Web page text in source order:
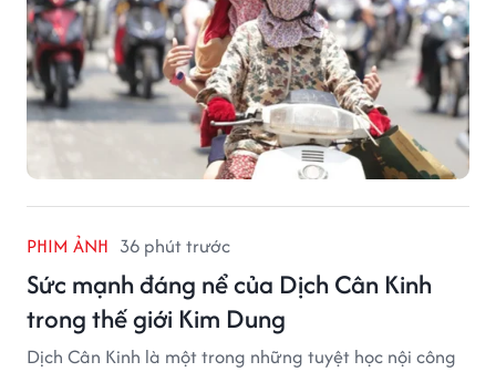
PHIM ẢNH 36 phút trước
Sức mạnh đáng nể của Dịch Cân Kinh
trong thế giới Kim Dung
Dịch Cân Kinh là một trong những tuyệt học nội công